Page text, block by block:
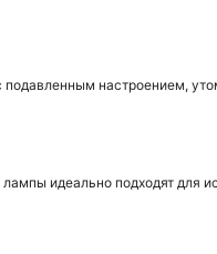
подавленным настроением,
идеально подходят для